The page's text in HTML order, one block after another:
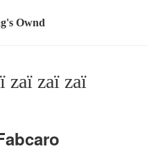
Ownd
zaï zaï zaï